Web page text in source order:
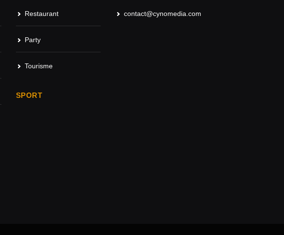
Restaurant
Party
Tourisme
SPORT
contact@cynomedia.com